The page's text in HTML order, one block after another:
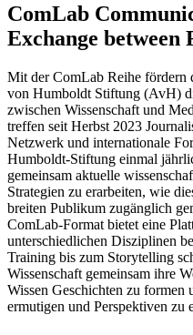
ComLab
Exchange between
Mit der ComLab Reihe fördern
von Humboldt Stiftung (AvH)
zwischen Wissenschaft und
treffen seit Herbst 2023
Netzwerk und internationale
Humboldt-Stiftung einmal
gemeinsam aktuelle
Strategien zu erarbeiten, wie
breiten Publikum zugänglich
ComLab-Format bietet eine
unterschiedlichen Disziplinen
Training bis zum Storytelling
Wissenschaft gemeinsam ihre
Wissen Geschichten zu formen
ermutigen und Perspektiven zu